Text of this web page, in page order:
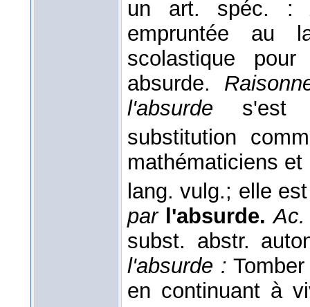
un art. spéc. :
empruntée au
scolastique
absurde.
l'absurde s'est
substitution
mathématiciens
lang. vulg.; elle
par l'absurde.Ac.
subst. abstr.
l'absurde :
en continuant à